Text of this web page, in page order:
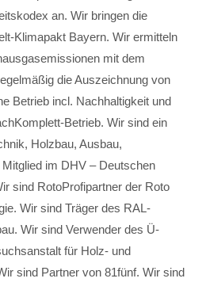
an. Wir bringen die
Klimapakt Bayern. Wir ermitteln
mit dem
die Auszeichnung von
Betrieb incl. Nachhaltigkeit und
Betrieb. Wir sind ein
Holzbau, Ausbau,
im DHV – Deutschen
sind RotoProfipartner der Roto
Wir sind Träger des RAL-
Wir sind Verwender des Ü-
für Holz- und
sind Partner von 81fünf. Wir sind